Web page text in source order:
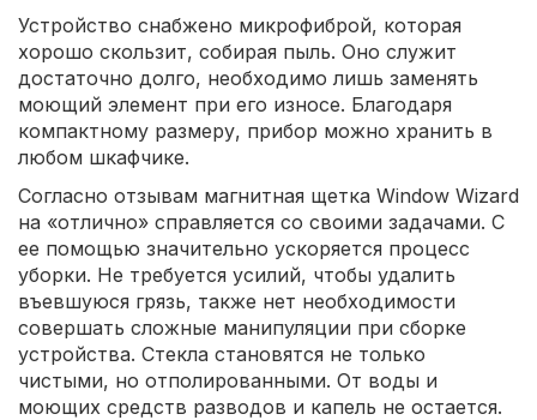
Устройство снабжено микрофиброй, которая
хорошо скользит, собирая пыль. Оно служит
достаточно долго, необходимо лишь заменять
моющий элемент при его износе. Благодаря
компактному размеру, прибор можно хранить в
любом шкафчике.
Согласно отзывам магнитная щетка Window Wizard
на «отлично» справляется со своими задачами. С
ее помощью значительно ускоряется процесс
уборки. Не требуется усилий, чтобы удалить
въевшуюся грязь, также нет необходимости
совершать сложные манипуляции при сборке
устройства. Стекла становятся не только
чистыми, но отполированными. От воды и
моющих средств разводов и капель не остается.